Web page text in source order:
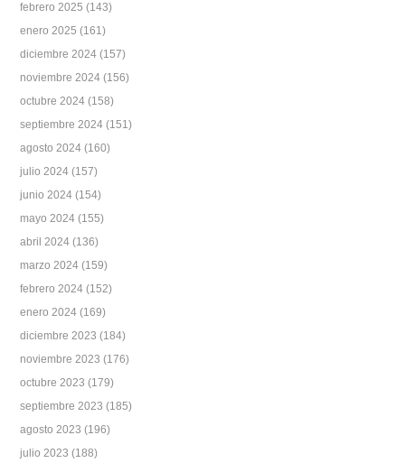
febrero 2025 (143)
enero 2025 (161)
diciembre 2024 (157)
noviembre 2024 (156)
octubre 2024 (158)
septiembre 2024 (151)
agosto 2024 (160)
julio 2024 (157)
junio 2024 (154)
mayo 2024 (155)
abril 2024 (136)
marzo 2024 (159)
febrero 2024 (152)
enero 2024 (169)
diciembre 2023 (184)
noviembre 2023 (176)
octubre 2023 (179)
septiembre 2023 (185)
agosto 2023 (196)
julio 2023 (188)